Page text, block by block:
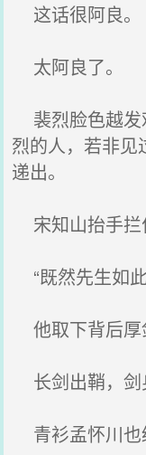
这话很阿良。
太阿良了。
裴烈脸色越发
烈的人，若非见
递出。
宋知山抬手拦
“既然先生如
他取下背后厚
长剑出鞘，剑
青衫孟怀川也